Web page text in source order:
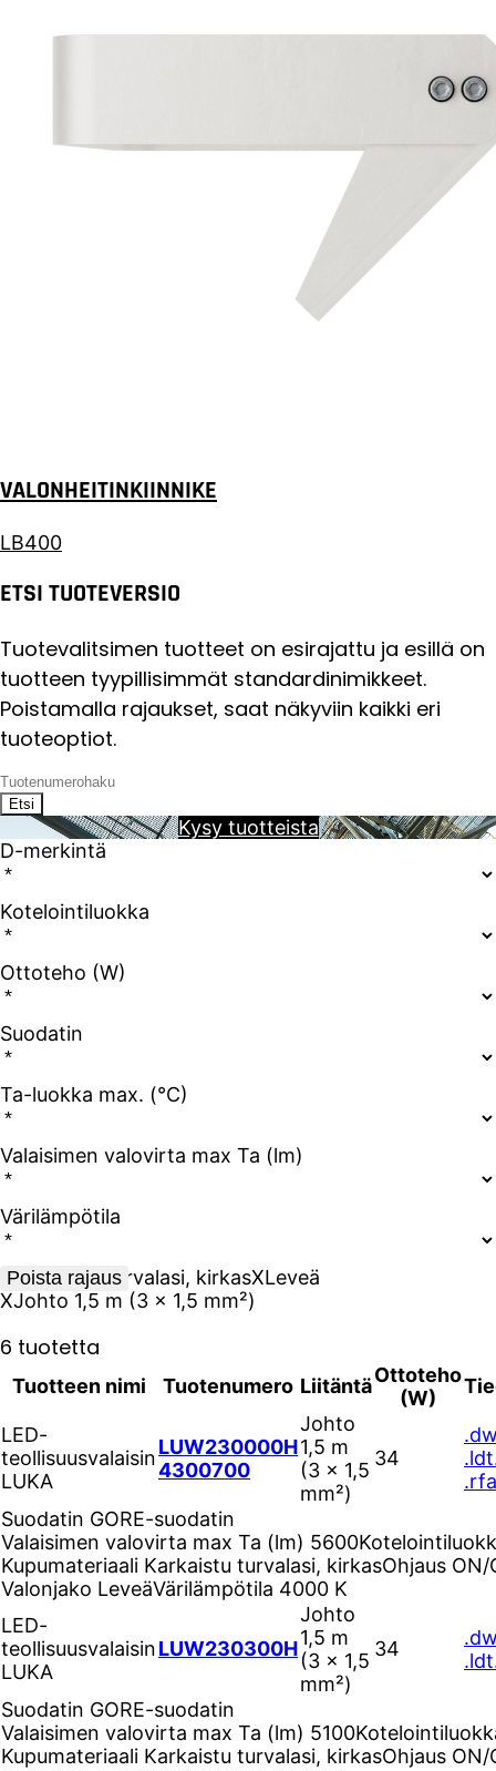
VALONHEITINKIINNIKE
LB400
ETSI TUOTEVERSIO
Tuotevalitsimen tuotteet on esirajattu ja esillä on
tuotteen tyypillisimmät standardinimikkeet.
Poistamalla rajaukset, saat näkyviin kaikki eri
tuoteoptiot.
Etsi
Kysy tuotteista
D-merkintä
Kotelointiluokka
Ottoteho (W)
Suodatin
Ta-luokka max. (°C)
Valaisimen valovirta max Ta (lm)
Värilämpötila
XKarkaistu turvalasi, kirkasXLeveä
XJohto 1,5 m (3 × 1,5 mm²)
Poista rajaus
6 tuotetta
Tuotteen nimi Tuotenumero LiitäntäOttoteho
(W)
LED-
teollisuusvalaisin
LUKA
LUW230000H
4300700
Johto
1,5 m
(3 × 1,5
mm²)
34
.ldt
.rfa
Suodatin GORE-suodatin
Valaisimen valovirta max Ta (lm) 5600
Kupumateriaali Karkaistu turvalasi, kirkasOhjaus ON/
Valonjako LeveäVärilämpötila 4000 K
LED-
teollisuusvalaisin
LUKA
LUW230300H
Johto
1,5 m
(3 × 1,5
mm²)
34
.ldt
Suodatin GORE-suodatin
Valaisimen valovirta max Ta (lm) 5100
Kupumateriaali Karkaistu turvalasi, kirkasOhjaus ON/